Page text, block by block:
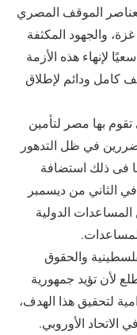
الموقف المصري
والجهود المكثفة
لإنهاء هذه الأزمة
ودائم لإطلاق
تقوم بها مصر لتأمين
في ظل التدهور
فى ذلك استضافة
الثاني من ديسمبر
الدولية
والحقوق
لأن تؤيد جمهورية
لتحقيق هذا الهدف،
الاتحاد الأوروبي.